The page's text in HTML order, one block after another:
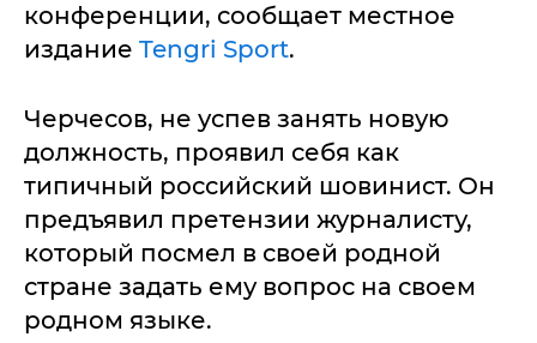
конференции, сообщает местное
издание Tengri Sport.
Черчесов, не успев занять новую
должность, проявил себя как
типичный российский шовинист. Он
предъявил претензии журналисту,
который посмел в своей родной
стране задать ему вопрос на своем
родном языке.